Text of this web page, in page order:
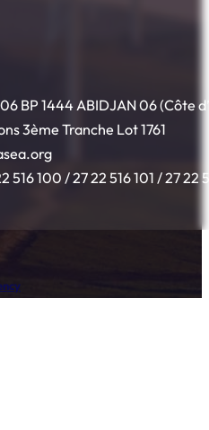
BP 1444 ABIDJAN 06 (Côte
3ème Tranche Lot 1761
516 100 / 27 22 516 101 / 27 22